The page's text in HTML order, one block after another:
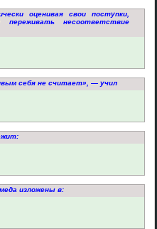
оценивая свои поступки,
несоответствие
себя не считает», — учил
изложены в: